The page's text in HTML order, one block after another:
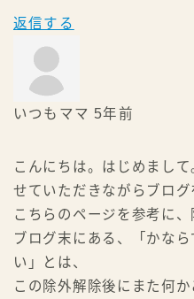
返信する
いつもママ 5年前
こんにちは。はじめまし
せていただきながらブログ
こちらのページを参考に
ブログ末にある、「かな
い」とは、
この除外解除後にまた何